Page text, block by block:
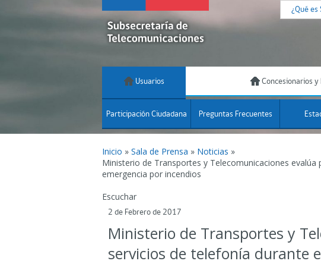
¿Qué es
Usuarios Concesionarios y
Participación Ciudadana Preguntas Frecuentes
Inicio » Sala de Prensa » Noticias »
Ministerio de Transportes y Telecomunicaciones
emergencia por incendios
Escuchar
2 de Febrero de 2017
Ministerio de Transportes y
servicios de telefonía durante